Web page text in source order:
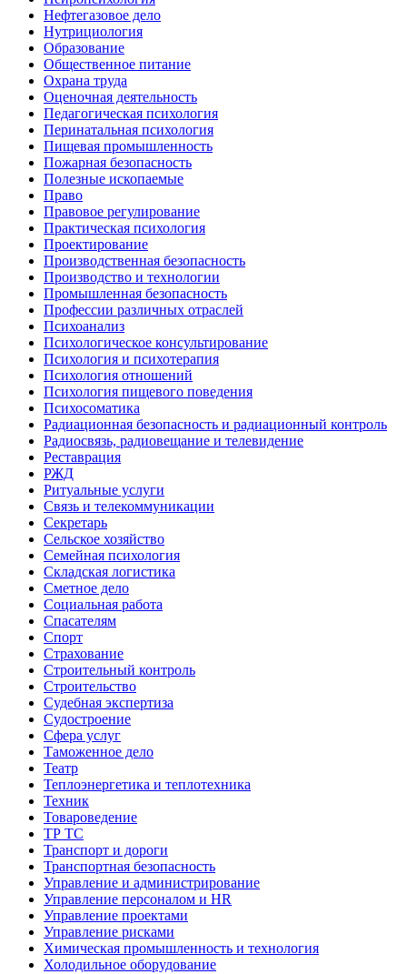
Нефтегазовое дело
Нутрициология
Образование
Общественное питание
Охрана труда
Оценочная деятельность
Педагогическая психология
Перинатальная психология
Пищевая промышленность
Пожарная безопасность
Полезные ископаемые
Право
Правовое регулирование
Практическая психология
Проектирование
Производственная безопасность
Производство и технологии
Промышленная безопасность
Профессии различных отраслей
Психоанализ
Психологическое консультирование
Психология и психотерапия
Психология отношений
Психология пищевого поведения
Психосоматика
Радиационная безопасность и радиационный контроль
Радиосвязь, радиовещание и телевидение
Реставрация
РЖД
Ритуальные услуги
Связь и телекоммуникации
Секретарь
Сельское хозяйство
Семейная психология
Складская логистика
Сметное дело
Социальная работа
Спасателям
Спорт
Страхование
Строительный контроль
Строительство
Судебная экспертиза
Судостроение
Сфера услуг
Таможенное дело
Театр
Теплоэнергетика и теплотехника
Техник
Товароведение
ТР ТС
Транспорт и дороги
Транспортная безопасность
Управление и администрирование
Управление персоналом и HR
Управление проектами
Управление рисками
Химическая промышленность и технология
Холодильное оборудование